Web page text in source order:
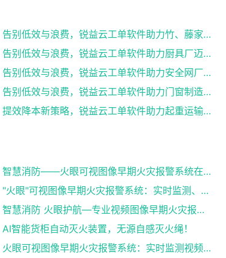
告别低效与浪费，锐益云工单软件助力竹、藤家具制造厂迈向行业先锋
告别低效与浪费，锐益云工单软件助力厨具厂迈向行业先锋
告别低效与浪费，锐益云工单软件助力安全网厂迈向行业先锋
告别低效与浪费，锐益云工单软件助力门窗制造厂迈向行业先锋
提效降本新策略，锐益云工单软件助力起重运输机械厂领跑行业
智慧消防——火眼可视图像早期火灾报警系统在各行业中的应用
"火眼"可视图像早期火灾报警系统：实时监测、智能预警，为您的安全保驾护航！
智慧消防 火眼护航—专业视频图像早期火灾报警系统
AI智能货柜自动灭火装置，无源自感灭火绳！
火眼可视图像早期火灾报警系统：实时监测视频图像，快速准确识别火灾！